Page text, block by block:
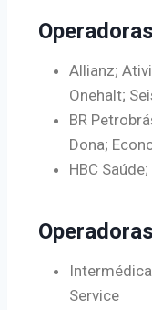
Allianz;
Onehalt;
BR
Dona;
HBC
Service